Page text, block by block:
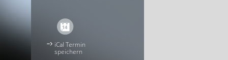
iCal Termin
speichern